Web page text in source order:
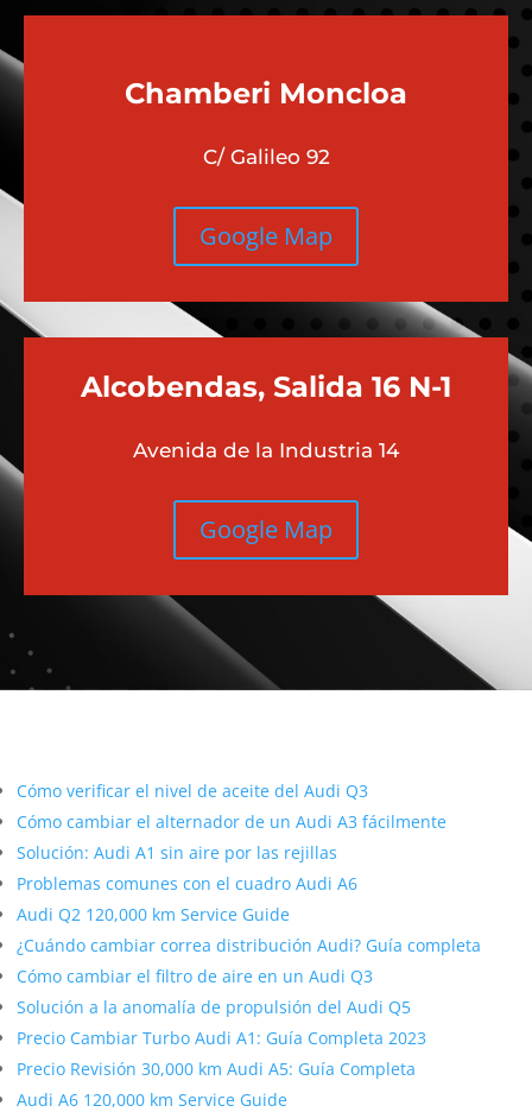
Chamberi Moncloa
C/ Galileo 92
Google Map
Alcobendas, Salida 16 N-1
Avenida de la Industria 14
Google Map
Cómo verificar el nivel de aceite del Audi Q3
Cómo cambiar el alternador de un Audi A3 fácilmente
Solución: Audi A1 sin aire por las rejillas
Problemas comunes con el cuadro Audi A6
Audi Q2 120,000 km Service Guide
¿Cuándo cambiar correa distribución Audi? Guía completa
Cómo cambiar el filtro de aire en un Audi Q3
Solución a la anomalía de propulsión del Audi Q5
Precio Cambiar Turbo Audi A1: Guía Completa 2023
Precio Revisión 30,000 km Audi A5: Guía Completa
Audi A6 120,000 km Service Guide